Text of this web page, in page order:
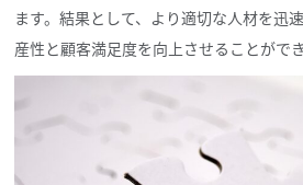
ます。結果として、より適切な人材を迅
産性と顧客満足度を向上させることができ